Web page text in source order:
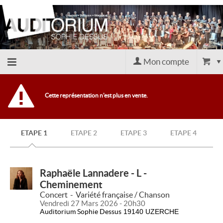
Accueil
officiel
Mon compte
Cette représentation n'est plus en vente.
ETAPE 1 ETAPE 2 ETAPE 3 ETAPE 4
Raphaële Lannadere - L -
Cheminement
Concert Variété française / Chanson
Vendredi 27 Mars 2026 - 20h30
Auditorium Sophie Dessus 19140 UZERCHE